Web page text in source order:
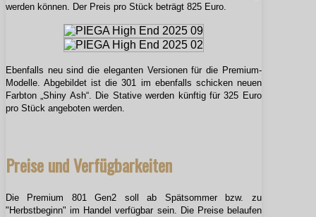
werden können. Der Preis pro Stück beträgt 825 Euro.
Ebenfalls neu sind die eleganten Versionen für die Premium-
Modelle. Abgebildet ist die 301 im ebenfalls schicken neuen
Farbton „Shiny Ash“. Die Stative werden künftig für 325 Euro
pro Stück angeboten werden.
Preise und Verfügbarkeiten
Die Premium 801 Gen2 soll ab Spätsommer bzw. zu
"Herbstbeginn" im Handel verfügbar sein. Die Preise belaufen